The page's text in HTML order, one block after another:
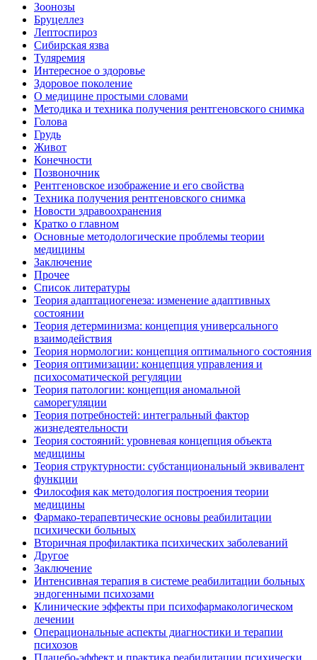
Зоонозы
Бруцеллез
Лептоспироз
Сибирская язва
Туляремия
Интересное о здоровье
Здоровое поколение
О медицине простыми словами
Методика и техника получения рентгеновского снимка
Голова
Грудь
Живот
Конечности
Позвоночник
Рентгеновское изображение и его свойства
Техника получения рентгеновского снимка
Новости здравоохранения
Кратко о главном
Основные методологические проблемы теории
медицины
Заключение
Прочее
Список литературы
Теория адаптациогенеза: изменение адаптивных
состоянии
Теория детерминизма: концепция универсального
взаимодействия
Теория нормологии: концепция оптимального состояния
Теория оптимизации: концепция управления и
психосоматической регуляции
Теория патологии: концепция аномальной
саморегуляции
Теория потребностей: интегральный фактор
жизнедеятельности
Теория состояний: уровневая концепция объекта
медицины
Теория структурности: субстанциональный эквивалент
функции
Философия как методология построения теории
медицины
Фармако-терапевтические основы реабилитации
психически больных
Вторичная профилактика психических заболеваний
Другое
Заключение
Интенсивная терапия в системе реабилитации больных
эндогенными психозами
Клинические эффекты при психофармакологическом
лечении
Операциональные аспекты диагностики и терапии
психозов
Плацебо-эффект и практика реабилитации психически